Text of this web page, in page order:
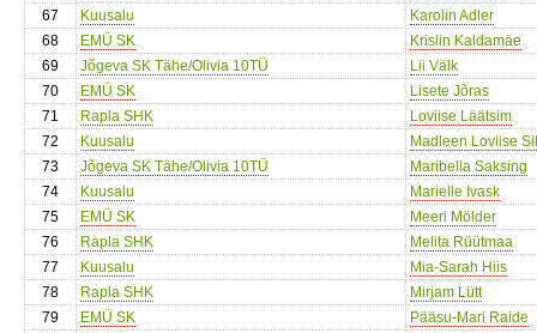
67
Kuusalu
Karolin Adler
68
EMÜ SK
Krislin Kaldamäe
69
Jõgeva SK Tähe/Olivia 10TÜ
Lii Välk
70
EMÜ SK
Lisete Jõras
71
Rapla SHK
Loviise Läätsim
72
Kuusalu
Madleen Loviise
73
Jõgeva SK Tähe/Olivia 10TÜ
Maribella Saksing
74
Kuusalu
Marielle Ivask
75
EMÜ SK
Meeri Mölder
76
Rapla SHK
Melita Rüütmaa
77
Kuusalu
Mia-Sarah Hiis
78
Rapla SHK
Mirjam Lütt
79
EMÜ SK
Pääsu-Mari Raide